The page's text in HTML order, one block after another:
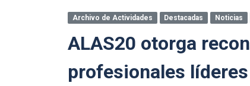
Archivo de Actividades Destacadas Noticias
ALAS20 otorga
profesionales